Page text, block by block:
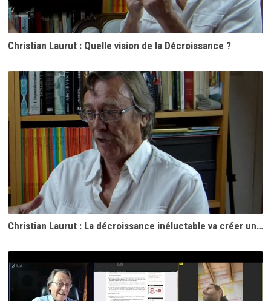
Christian Laurut : Quelle vision de la Décroissance ?
Christian Laurut : La décroissance inéluctable va créer une situation pré-révolutionnaire